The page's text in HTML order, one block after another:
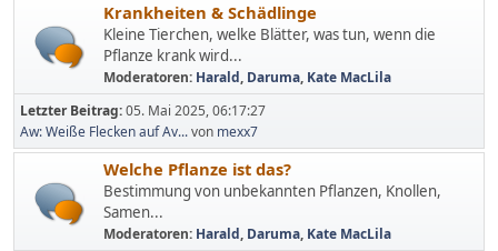
Krankheiten & Schädlinge
Kleine Tierchen, welke Blätter, was tun, wenn die
Pflanze krank wird...
Moderatoren: Harald, Daruma, Kate MacLila
Letzter Beitrag:05. Mai 2025, 06:17:27
Aw: Weiße Flecken auf Av...von mexx7
Welche Pflanze ist das?
Bestimmung von unbekannten Pflanzen, Knollen,
Samen...
Moderatoren: Harald, Daruma, Kate MacLila